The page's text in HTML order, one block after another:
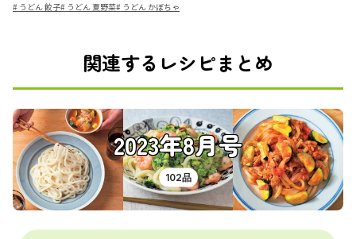
# うどん 餃子# うどん 夏野菜# うどん かぼちゃ
関連するレシピまとめ
2023年8月号
102品